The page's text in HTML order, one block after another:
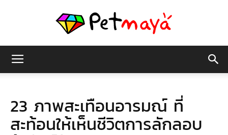
มายา
23 ภาพสะเทือนอารมณ์ ที่
สะท้อนให้เห็นชีวิตการลักลอบ